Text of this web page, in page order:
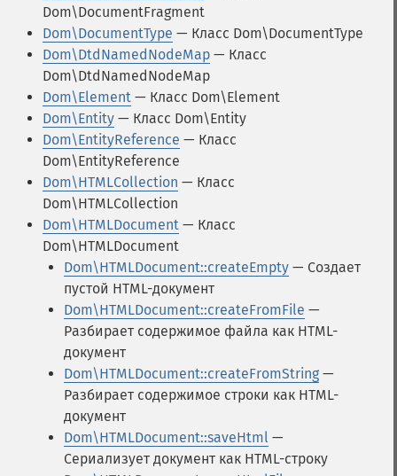
Dom\DocumentFragment
Dom\DocumentType — Класс Dom\DocumentType
Dom\DtdNamedNodeMap — Класс
Dom\DtdNamedNodeMap
Dom\Element — Класс Dom\Element
Dom\Entity — Класс Dom\Entity
Dom\EntityReference — Класс
Dom\EntityReference
Dom\HTMLCollection — Класс
Dom\HTMLCollection
Dom\HTMLDocument — Класс
Dom\HTMLDocument
Dom\HTMLDocument::createEmpty — Создает
пустой HTML-документ
Dom\HTMLDocument::createFromFile —
Разбирает содержимое файла как HTML-
документ
Dom\HTMLDocument::createFromString —
Разбирает содержимое строки как HTML-
документ
Dom\HTMLDocument::saveHtml —
Сериализует документ как HTML-строку